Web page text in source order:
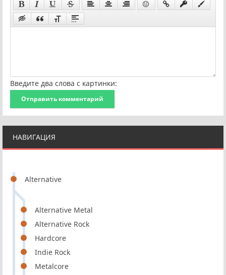
НАВИГАЦИЯ
Alternative
Alternative Metal
Alternative Rock
Hardcore
Indie Rock
Metalcore
Введите два слова с картинки:
Отправить комментарий